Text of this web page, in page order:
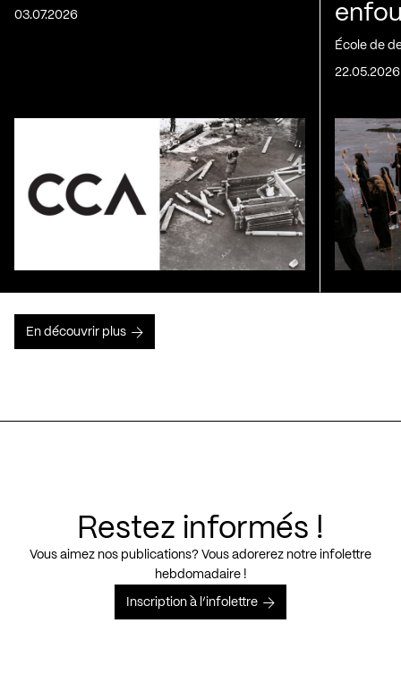
03.07.2026
École de
22.05.2026
En découvrir plus
Restez informés !
Vous aimez nos publications? Vous adorerez notre infolettre
hebdomadaire !
Inscription à l’infolettre